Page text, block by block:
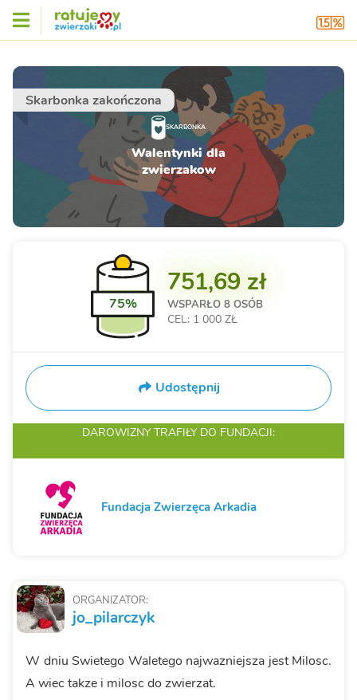
Skarbonka zakończona
SKARBONKA
Walentynki dla
zwierzakow
ORGANIZATOR:
jo_pilarczyk
W dniu Swietego Waletego najwazniejsza jest Milosc.
A wiec takze i milosc do zwierzat.
75%
751,69 zł
WSPARŁO 8 OSÓB
CEL: 1 000 ZŁ
Udostępnij
DAROWIZNY TRAFIŁY DO FUNDACJI:
Fundacja Zwierzęca Arkadia